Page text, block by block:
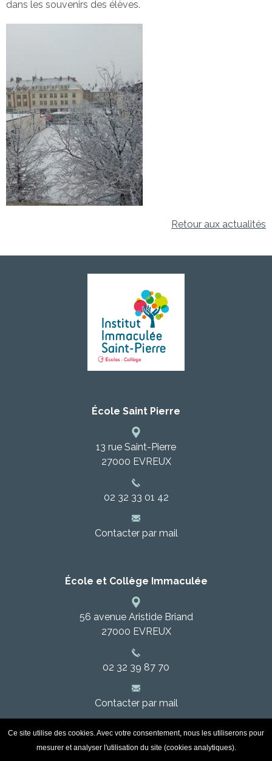
dans les souvenirs des élèves.
Retour aux actualités
École Saint Pierre
13 rue Saint-Pierre
27000 EVREUX
02 32 33 01 42
Contacter par mail
École et Collège Immaculée
56 avenue Aristide Briand
27000 EVREUX
02 32 39 87 70
Contacter par mail
©COPYRIGHT2021
SITE RÉALISÉ PAR L'ONPC
Ce site utilise des cookies. Avec votre consentement, nous les utiliserons pour
mesurer et analyser l'utilisation du site (cookies analytiques).